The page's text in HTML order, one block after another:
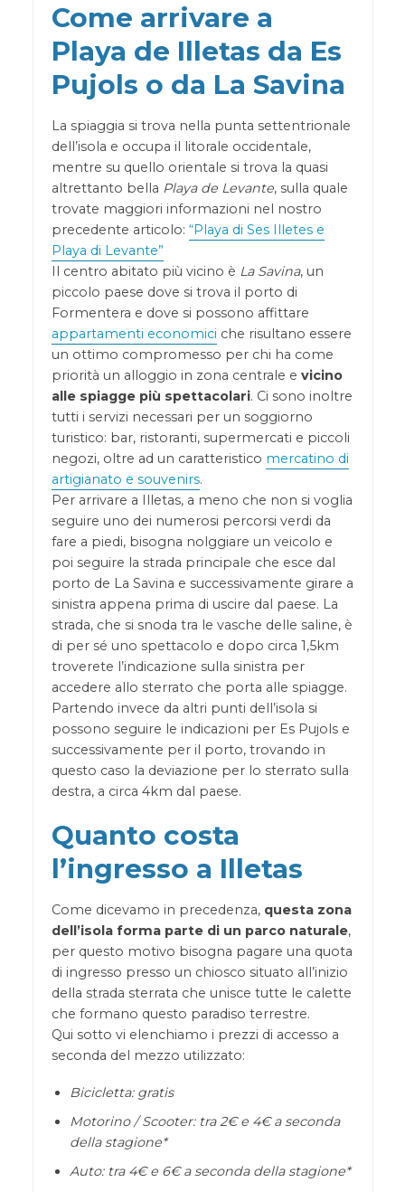
Come arrivare a
Playa de Illetas da Es
Pujols o da La Savina
La spiaggia si trova nella punta settentrionale
dell’isola e occupa il litorale occidentale,
mentre su quello orientale si trova la quasi
altrettanto bella Playa de Levante, sulla quale
trovate maggiori informazioni nel nostro
precedente articolo: “Playa di Ses Illetes e
Playa di Levante”
Il centro abitato più vicino è La Savina, un
piccolo paese dove si trova il porto di
Formentera e dove si possono affittare
appartamenti economici che risultano essere
un ottimo compromesso per chi ha come
priorità un alloggio in zona centrale e vicino
alle spiagge più spettacolari. Ci sono inoltre
tutti i servizi necessari per un soggiorno
turistico: bar, ristoranti, supermercati e piccoli
negozi, oltre ad un caratteristico mercatino di
artigianato e souvenirs.
Per arrivare a Illetas, a meno che non si voglia
seguire uno dei numerosi percorsi verdi da
fare a piedi, bisogna nolggiare un veicolo e
poi seguire la strada principale che esce dal
porto de La Savina e successivamente girare a
sinistra appena prima di uscire dal paese. La
strada, che si snoda tra le vasche delle saline, è
di per sé uno spettacolo e dopo circa 1,5km
troverete l’indicazione sulla sinistra per
accedere allo sterrato che porta alle spiagge.
Partendo invece da altri punti dell’isola si
possono seguire le indicazioni per Es Pujols e
successivamente per il porto, trovando in
questo caso la deviazione per lo sterrato sulla
destra, a circa 4km dal paese.
Quanto costa
l’ingresso a Illetas
Come dicevamo in precedenza, questa zona
dell’isola forma parte di un parco naturale,
per questo motivo bisogna pagare una quota
di ingresso presso un chiosco situato all’inizio
della strada sterrata che unisce tutte le calette
che formano questo paradiso terrestre.
Qui sotto vi elenchiamo i prezzi di accesso a
seconda del mezzo utilizzato:
Bicicletta: gratis
Motorino / Scooter: tra 2€ e 4€ a seconda
della stagione*
Auto: tra 4€ e 6€ a seconda della stagione*